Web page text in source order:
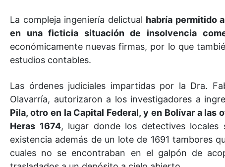
La compleja ingeniería delictual habría permitido
en una ficticia situación de insolvencia
económicamente nuevas firmas, por lo que
estudios contables.
Las órdenes judiciales impartidas por la Dra.
Olavarría, autorizaron a los investigadores a
Pila, otro en la Capital Federal, y en Bolívar a
Heras 1674, lugar donde los detectives
existencia además de un lote de 1691 tambores
cuales no se encontraban en el galpón de